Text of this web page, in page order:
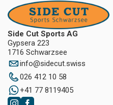
Side Cut Sports AG
Gypsera 223
1716 Schwarzsee
info@sidecut.swiss
026 412 10 58
+41 77 8119405